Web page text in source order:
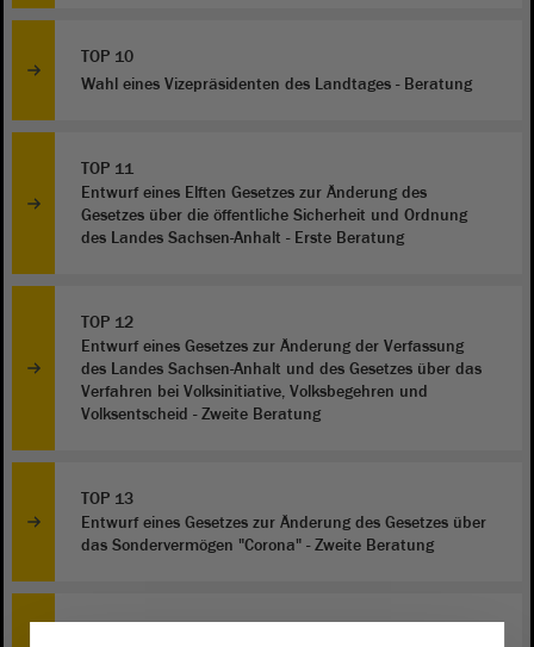
TOP 10
Wahl eines Vizepräsidenten des Landtages - Beratung
TOP 11
Entwurf eines Elften Gesetzes zur Änderung des
Gesetzes über die öffentliche Sicherheit und Ordnung
des Landes Sachsen-Anhalt - Erste Beratung
TOP 12
Entwurf eines Gesetzes zur Änderung der Verfassung
des Landes Sachsen-Anhalt und des Gesetzes über das
Verfahren bei Volksinitiative, Volksbegehren und
Volksentscheid - Zweite Beratung
TOP 13
Entwurf eines Gesetzes zur Änderung des Gesetzes über
das Sondervermögen "Corona" - Zweite Beratung